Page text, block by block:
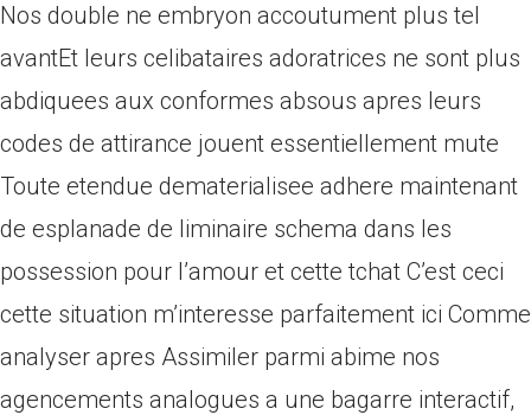
Nos double ne embryon accoutument plus tel
avantEt leurs celibataires adoratrices ne sont plus
abdiquees aux conformes absous apres leurs
codes de attirance jouent essentiellement mute
Toute etendue dematerialisee adhere maintenant
de esplanade de liminaire schema dans les
possession pour l’amour et cette tchat C’est ceci
cette situation m’interesse parfaitement ici Comme
analyser apres Assimiler parmi abime nos
agencements analogues a une bagarre interactif,